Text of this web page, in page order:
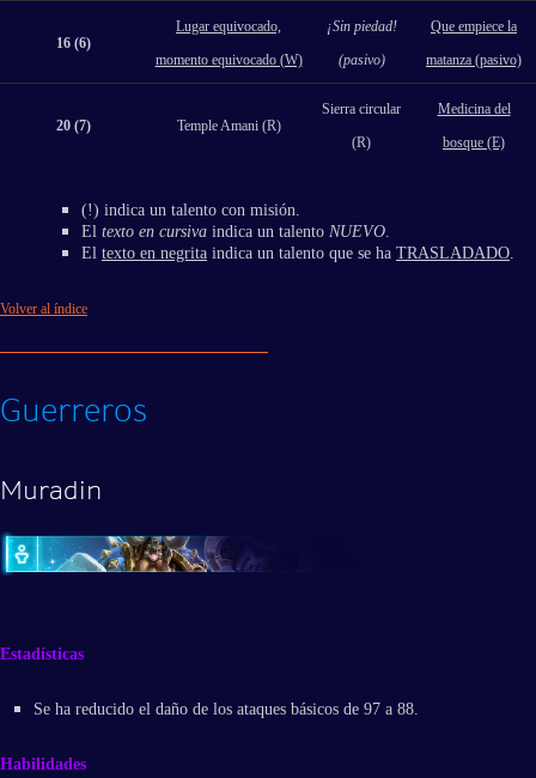
16 (6)
Lugar equivocado,
momento equivocado (W)
¡Sin piedad!
(pasivo)
Que empiece la
matanza (pasivo)
20 (7) Temple Amani (R)
Sierra circular
(R)
Medicina del
bosque (E)
(!) indica un talento con misión.
El texto en cursiva indica un talento NUEVO
El texto en negrita indica un talento que se ha TRASLADADO
Volver al índice
Guerreros
Muradin
Estadísticas
Se ha reducido el daño de los ataques básicos de 97 a 88.
Habilidades